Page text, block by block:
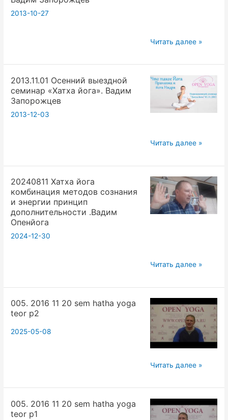
2013-10-27
2013_10_26_Базовые
хатха
йоги.Ответы
вопросы.
Читать далее »
2013.11.01 Осенний выездной
семинар «Хатха йога». Вадим
Запорожцев
2013-12-03
2013.11.01
выездной
семинар
«Хатха
йога».
Читать далее »
20240811 Хатха йога
комбинация методов сознания
и энергии принцип
дополнительности .Вадим
Опенйога
2024-12-30
20240811
йога
комбинация
методов
сознания
и
принцип
Опенйога
Читать далее »
005. 2016 11 20 sem hatha yoga
teor p2
2025-05-08
005.
11
sem
Читать далее »
005. 2016 11 20 sem hatha yoga
teor p1